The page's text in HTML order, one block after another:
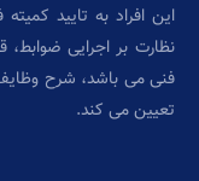
این افراد به تایید
نظارت بر اجرایی ضوابط،
فنی می باشد، شرح وظایف
تعیین می کند.